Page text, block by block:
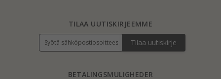
BETALINGSMULIGHEDER
TILAA UUTISKIRJEEMME
Tilaa uutiskirje